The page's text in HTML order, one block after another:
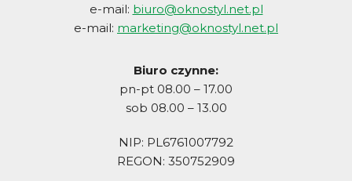
e-mail: biuro@oknostyl.net.pl
e-mail: marketing@oknostyl.net.pl
Biuro czynne:
pn-pt 08.00 – 17.00
sob 08.00 – 13.00
NIP: PL6761007792
REGON: 350752909